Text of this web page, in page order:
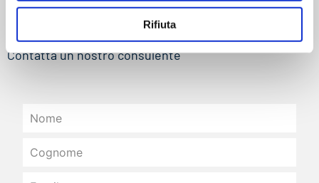
Rifiuta
Contatta un nostro consulente